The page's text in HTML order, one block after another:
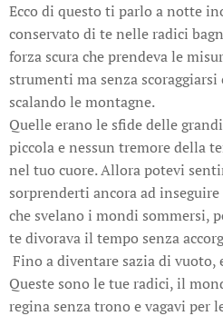
Ecco di questo ti parlo a notte
conservato di te nelle radici
forza scura che prendeva le
strumenti ma senza scoraggiarsi
scalando le montagne.
Quelle erano le sfide delle
piccola e nessun tremore della
nel tuo cuore. Allora potevi
sorprenderti ancora ad
che svelano i mondi sommersi,
te divorava il tempo senza
Fino a diventare sazia di
Queste sono le tue radici, il
regina senza trono e vagavi per